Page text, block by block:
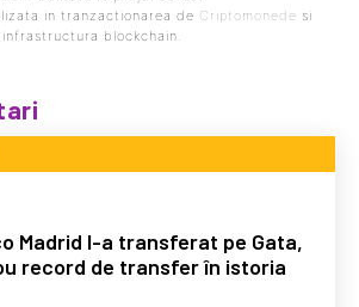
in tranzactionarea de Criptomonede si
infrastructura blockchain.
Madrid l-a transferat pe Gata,
record de transfer în istoria